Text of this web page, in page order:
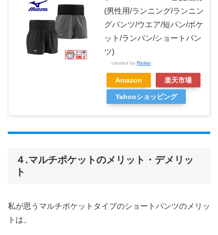
(男性用/ランニング/ランニン
グパンツ/ウエア/短パン/ポケ
ット/ランパン/ショートパン
ツ)
created by Rinker
Amazon 楽天市場
Yahooショッピング
４.マルチポケットのメリット・デメリッ
ト
私が思うマルチポケットタイプのショートパンツのメリッ
トは、